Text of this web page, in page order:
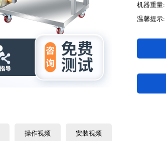
机器重量:
温馨提示:
操作视频 安装视频